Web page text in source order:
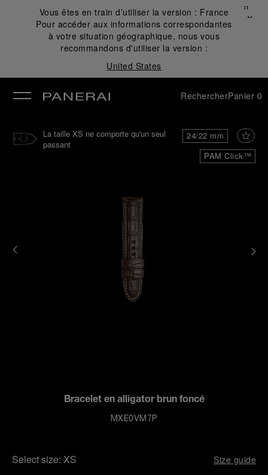
Vous êtes en train d’utiliser la version : France
Pour accéder aux informations correspondantes
à votre situation géographique, nous vous
recommandons d'utiliser la version :
United States
Fermer
✕
RechercherPanier 0
PAM Click™
24/22 mm
La taille XS ne comporte qu'un seul
passant
Bracelet en alligator brun foncé
MXE0VM7P
Select size: XS Size guide